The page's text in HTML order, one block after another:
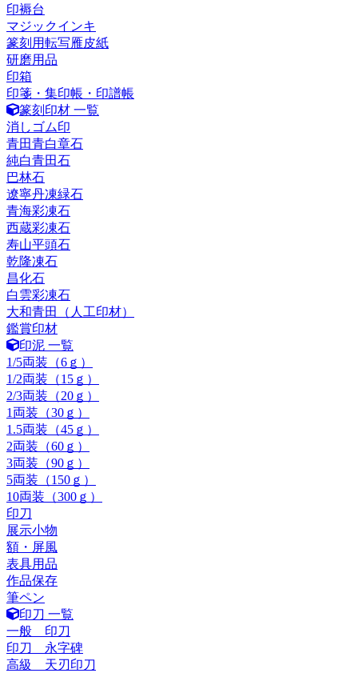
印褥台
マジックインキ
篆刻用転写雁皮紙
研磨用品
印箱
印箋・集印帳・印譜帳
篆刻印材 一覧
消しゴム印
青田青白章石
純白青田石
巴林石
遼寧丹凍緑石
青海彩凍石
西蔵彩凍石
寿山平頭石
乾隆凍石
昌化石
白雲彩凍石
大和青田（人工印材）
鑑賞印材
印泥 一覧
1/5両装（6ｇ）
1/2両装（15ｇ）
2/3両装（20ｇ）
1両装（30ｇ）
1.5両装（45ｇ）
2両装（60ｇ）
3両装（90ｇ）
5両装（150ｇ）
10両装（300ｇ）
印刀
展示小物
額・屏風
表具用品
作品保存
筆ペン
印刀 一覧
一般 印刀
印刀 永字碑
高級 天刃印刀